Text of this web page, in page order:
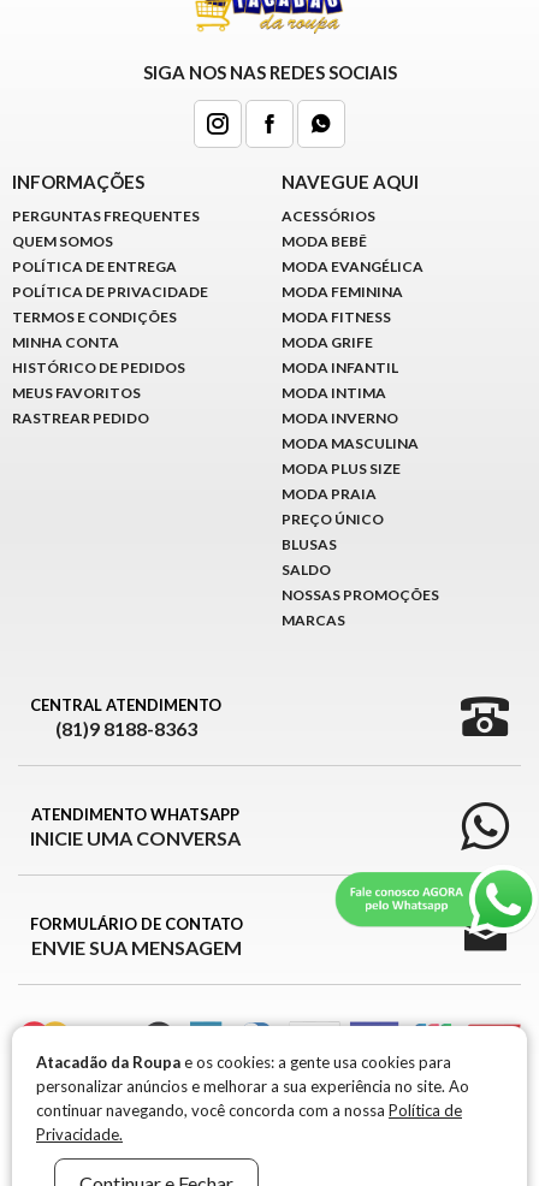
SIGA NOS NAS REDES SOCIAIS
INFORMAÇÕES
PERGUNTAS FREQUENTES
QUEM SOMOS
POLÍTICA DE ENTREGA
POLÍTICA DE PRIVACIDADE
TERMOS E CONDIÇÕES
MINHA CONTA
HISTÓRICO DE PEDIDOS
MEUS FAVORITOS
RASTREAR PEDIDO
NAVEGUE AQUI
ACESSÓRIOS
MODA BEBÊ
MODA EVANGÉLICA
MODA FEMININA
MODA FITNESS
MODA GRIFE
MODA INFANTIL
MODA INTIMA
MODA INVERNO
MODA MASCULINA
MODA PLUS SIZE
MODA PRAIA
PREÇO ÚNICO
BLUSAS
SALDO
NOSSAS PROMOÇÕES
MARCAS
CENTRAL ATENDIMENTO
(81)9 8188-8363
ATENDIMENTO WHATSAPP
INICIE UMA CONVERSA
FORMULÁRIO DE CONTATO
ENVIE SUA MENSAGEM
ATACADÃO DA ROUPA © 2026
ATACADÃO DA ROUPA © 2026 -CNPJ 39.426.709/0001-99 / IE: 0917651-96
Atacadão da Roupae os cookies: a gente usa cookies para
personalizar anúncios e melhorar a sua experiência no site. Ao
continuar navegando, você concorda com a nossa Política de
Privacidade.